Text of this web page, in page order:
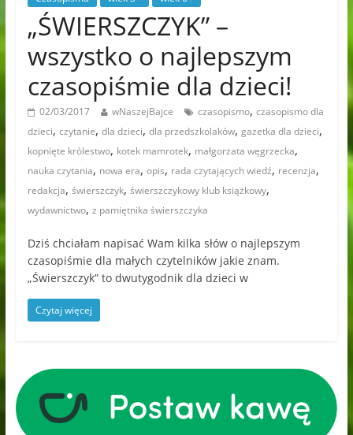
„ŚWIERSZCZYK” –
wszystko o najlepszym
czasopiśmie dla dzieci!
02/03/2017 wNaszejBajce czasopismo, czasopismo dla
dzieci, czytanie, dla dzieci, dla przedszkolaków, gazetka dla dzieci,
kopnięte królestwo, kotek mamrotek, małgorzata węgrzecka,
nauka czytania, nowa era, opis, rada czytających wiedź, recenzja,
redakcja, świerszczyk, świerszczykowy klub książkowy,
wydawnictwo, z pamiętnika świerszczyka
Dziś chciałam napisać Wam kilka słów o najlepszym
czasopiśmie dla małych czytelników jakie znam.
„Świerszczyk” to dwutygodnik dla dzieci w
Czytaj więcej